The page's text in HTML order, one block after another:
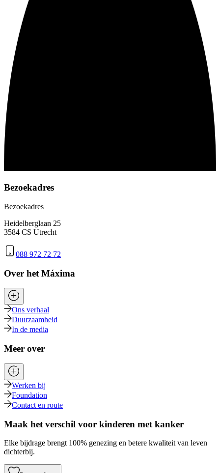
Bezoekadres
Bezoekadres
Heidelberglaan 25
3584 CS Utrecht
088 972 72 72
Over het Máxima
Ons verhaal
Duurzaamheid
In de media
Meer over
Werken bij
Foundation
Contact en route
Maak het verschil voor kinderen met kanker
Elke bijdrage brengt 100% genezing en betere kwaliteit van leven
dichterbij.